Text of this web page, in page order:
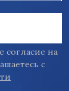
согласие на
с